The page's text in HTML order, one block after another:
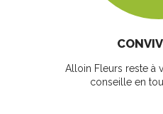
Alloin Fleurs reste à
conseille en